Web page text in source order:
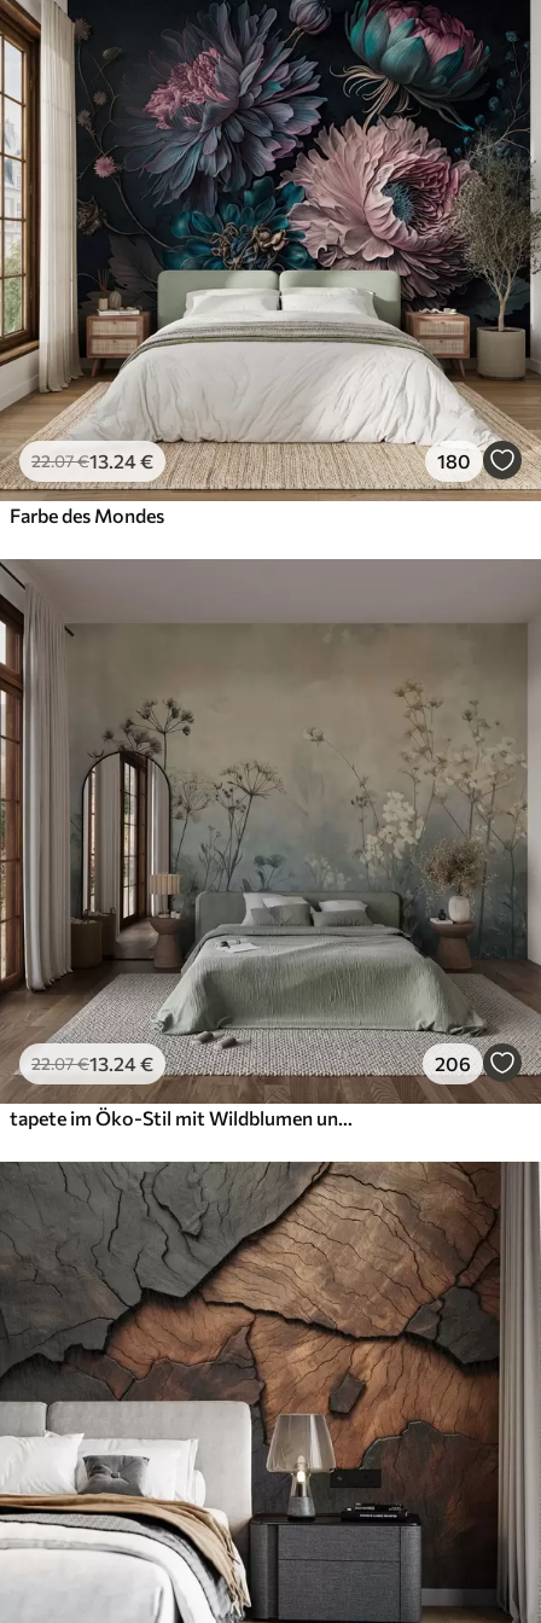
Standard
.00 27 .00 €/m²
Premium
.6734 .00 € /m²
Premium-Vinyl
.0039.00€
Peel and Stick
81.6749.00 €/m²
22.07€13 .24€ 180
Farbe des Mondes
22.07€13 .24€ 206